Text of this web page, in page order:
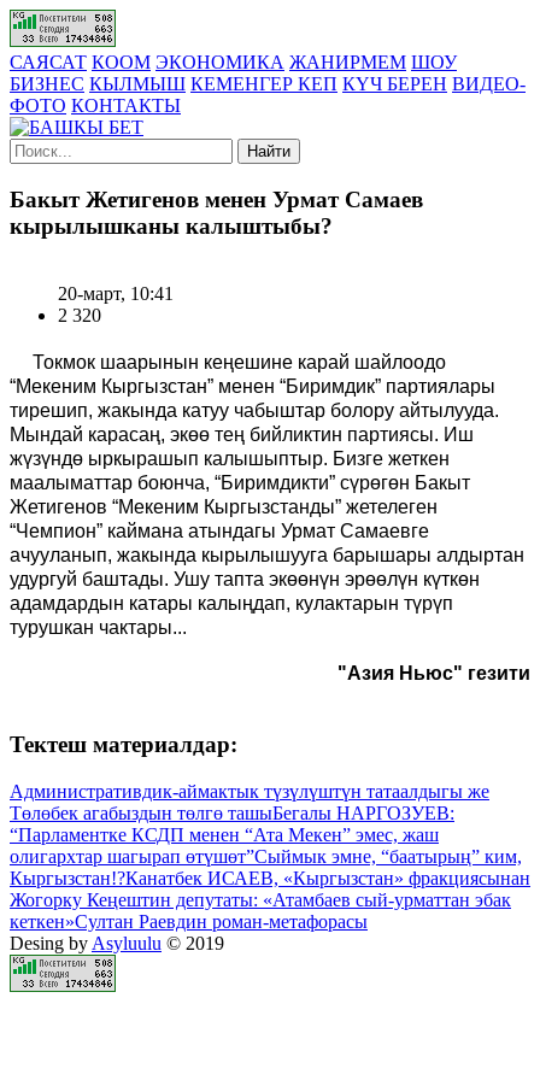
САЯСАТ КООМ ЭКОНОМИКА ЖАНИРМЕМ ШОУ
БИЗНЕС КЫЛМЫШ КЕМЕНГЕР КЕП КҮЧ БЕРЕН ВИДЕО-
ФОТО КОНТАКТЫ
Найти
Бакыт Жетигенов менен Урмат Самаев
кырылышканы калыштыбы?
20-март, 10:41
2 320
Токмок шаарынын кеңешине карай шайлоодо
“Мекеним Кыргызстан” менен “Биримдик” партиялары
тирешип, жакында катуу чабыштар болору айтылууда.
Мындай карасаң, экөө тең бийликтин партиясы. Иш
жүзүндө ыркырашып калышыптыр. Бизге жеткен
маалыматтар боюнча, “Биримдикти” сүрөгөн Бакыт
Жетигенов “Мекеним Кыргызстанды” жетелеген
“Чемпион” каймана атындагы Урмат Самаевге
ачууланып, жакында кырылышууга барышары алдыртан
удургуй баштады. Ушу тапта экөөнүн эрөөлүн күткөн
адамдардын катары калыңдап, кулактарын түрүп
турушкан чактары...
"Азия Ньюс" гезити
Тектеш материалдар:
Административдик-аймактык түзүлүштүн татаалдыгы же
Төлөбек агабыздын төлгө ташыБегалы НАРГОЗУЕВ:
“Парламентке КСДП менен “Ата Мекен” эмес, жаш
олигархтар шагырап өтүшөт”Сыймык эмне, “баатырың” ким,
Кыргызстан!?Канатбек ИСАЕВ, «Кыргызстан» фракциясынан
Жогорку Кеңештин депутаты: «Атамбаев сый-урматтан эбак
кеткен»Султан Раевдин роман-метафорасы
Desing by Asyluulu © 2019